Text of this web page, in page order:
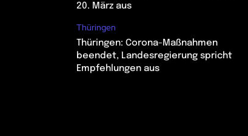
20. März aus
Thüringen
Thüringen: Corona-Maßnahmen
beendet, Landesregierung spricht
Empfehlungen aus